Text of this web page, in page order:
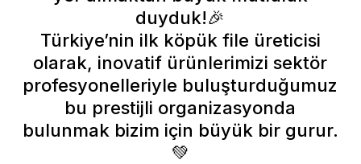
duyduk!🎉
Türkiye’nin ilk köpük file üreticisi
olarak, inovatif ürünlerimizi sektör
profesyonelleriyle buluşturduğumuz
bu prestijli organizasyonda
bulunmak bizim için büyük bir gurur.
💚